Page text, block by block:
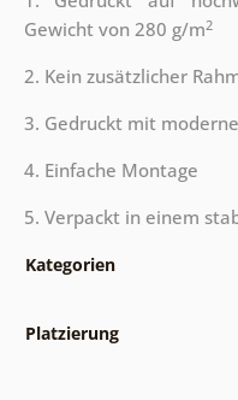
Gewicht von 280 g/m2
2. Kein zusätzlicher
3. Gedruckt mit
4. Einfache Montage
5. Verpackt in einem
Kategorien
Platzierung